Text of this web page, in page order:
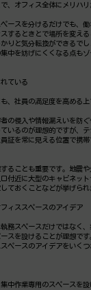
、オフィス全体にメリハリ
ースを分けるだけでも、
するときとで場所を変え
りと気分転換ができるで
中を妨げにくくなる点も
ている
、社員の満足度を高める上
の侵入や情報漏えいを防ぐ
いるのが理想的ですが、
証を常に見える位置で携
ることも重要です。地震
付近に大型のキャビネッ
ておくことなどが挙げられ
ィススペースのアイデア
務スペースだけではなく
スを設けることが理想で
ペースのアイデアをいくつ
中作業専用のスペースを設